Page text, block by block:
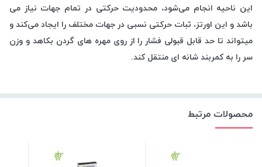
این ناحیه انجام می‌شود، محدودیت حرکتی در تمام جهات نیاز می
باشد و این اورتز، ثبات حرکتی نسبی در جهات مختلف را ایجاد می‌کند و
میتواند تا حد قابل قبولی فشار را از روی مهره های گردن بکاهد و وزن
سر را به کمربند شانه ای منتقل کند.
محصولات مرتبط